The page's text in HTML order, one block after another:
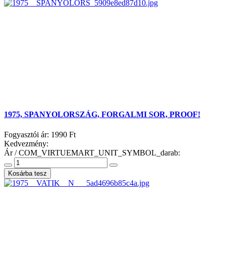
1975, SPANYOLORSZÁG, FORGALMI SOR, PROOF!
Fogyasztói ár: 1990 Ft
Kedvezmény:
Ár / COM_VIRTUEMART_UNIT_SYMBOL_darab: